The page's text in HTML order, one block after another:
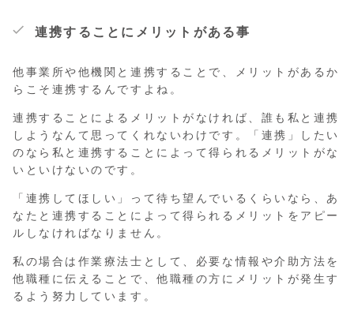
連携することにメリットがある事
他事業所や他機関と連携することで、メリットがあるか
らこそ連携するんですよね。
連携することによるメリットがなければ、誰も私と連携
しようなんて思ってくれないわけです。「連携」したい
のなら私と連携することによって得られるメリットがな
いといけないのです。
「連携してほしい」って待ち望んでいるくらいなら、あ
なたと連携することによって得られるメリットをアピー
ルしなければなりません。
私の場合は作業療法士として、必要な情報や介助方法を
他職種に伝えることで、他職種の方にメリットが発生す
るよう努力しています。